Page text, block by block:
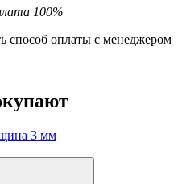
100%
способ оплаты с менеджером